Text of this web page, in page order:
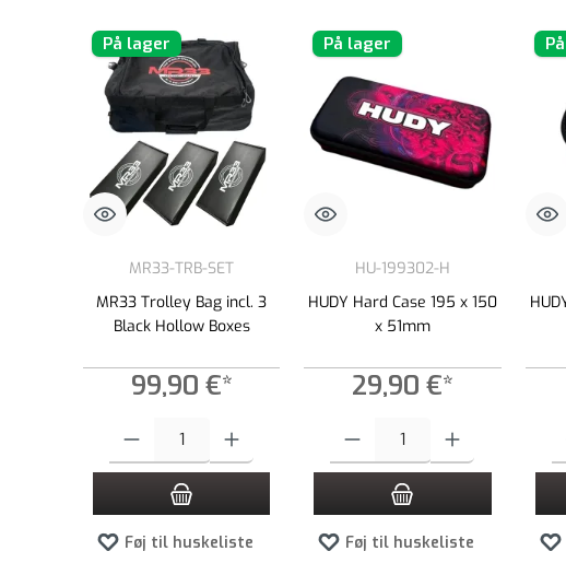
På lager
MR33-TRB-SET
MR33 Trolley Bag incl. 3
Black Hollow Boxes
99,90 €*
Føj til huskeliste
På lager
HU-199302-H
HUDY Hard Case 195 x 150
x 51mm
29,90 €*
Føj til huskeliste